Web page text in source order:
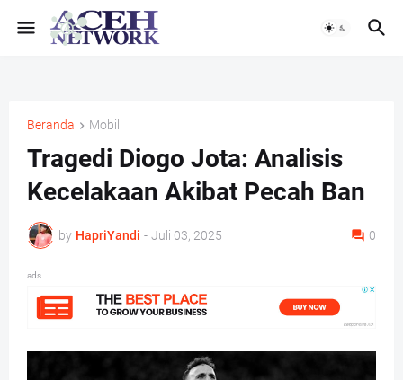
Beranda Mobil
Tragedi Diogo Jota: Analisis
Kecelakaan Akibat Pecah Ban
by HapriYandi - Juli 03, 2025 0
ads